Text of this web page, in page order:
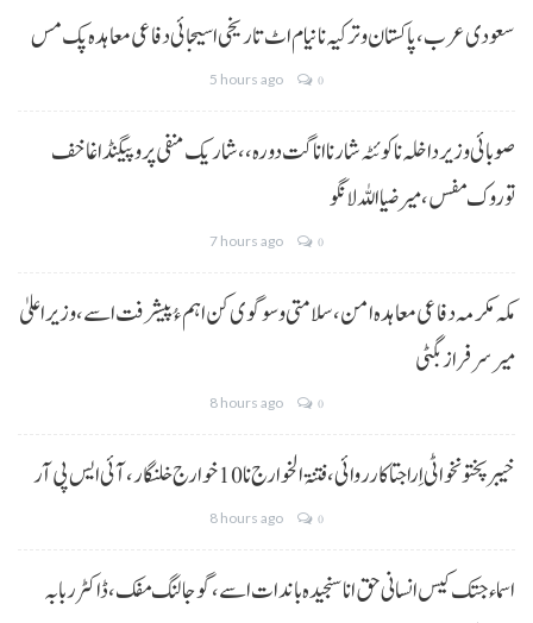
سعودی عرب، پاکستان و ترکیہ نا نیام اٹ تاریخی اسیجائی دفاعی معاہدہ پک مس
5 hours ago 0
صوبائی وزیر داخلہ نا کوئٹہ شار نا اناگت دورہ،، شاریک منفی پروپیگنڈا غا خف
توروک مفس، میر ضیا اللہ لانگو
7 hours ago 0
مکہ مکرمہ دفاعی معاہدہ امن، سلامتی و سوگوی کن اہم ءُ پیشرفت اسے،وزیراعلیٰ
میر سرفراز بگٹی
8 hours ago 0
خیبر پختونخوا ٹی اِرا جتا کارروائی، فتنۃ الخوارج نا 10خوارج خلنگار،آئی ایس پی آر
8 hours ago 0
اسماء جتک کیس انسانی حق انا سنجیدہ باندات اسے، گوجالنگ مفک،ڈاکٹر ربابہ